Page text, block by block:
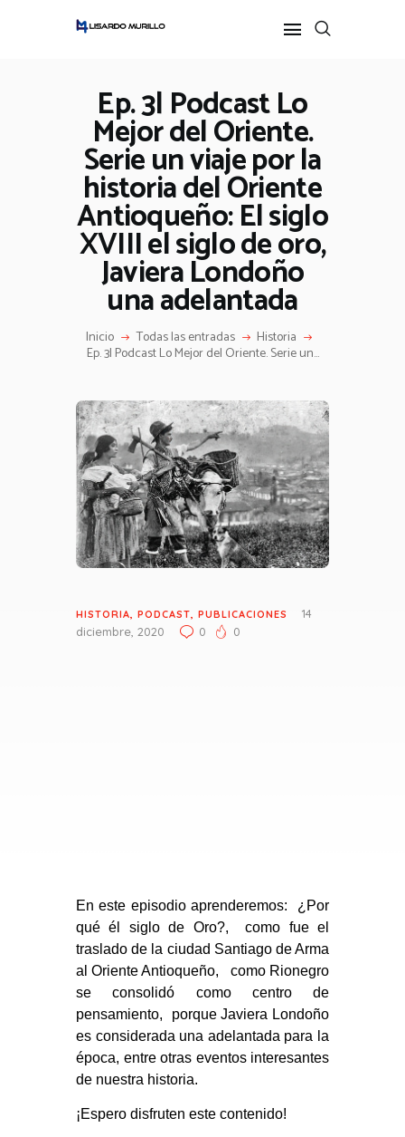
Ep. 3| Podcast Lo
Mejor del Oriente.
Serie un viaje por la
historia del Oriente
Antioqueño: El siglo
XVIII el siglo de oro,
Javiera Londoño
una adelantada
Inicio Todas las entradas Historia
Ep. 3| Podcast Lo Mejor del Oriente. Serie un...
INICIO
PERFIL
ALL POSTS
IDEAS
PODCAST
HISTORIA, PODCAST, PUBLICACIONES
14
diciembre, 2020
0 0
En este episodio aprenderemos: ¿Por
qué él siglo de Oro?, como fue el
traslado de la ciudad Santiago de Arma
al Oriente Antioqueño, como Rionegro
se consolidó como centro de
pensamiento, porque Javiera Londoño
es considerada una adelantada para la
época, entre otras eventos interesantes
de nuestra historia.
¡Espero disfruten este contenido!